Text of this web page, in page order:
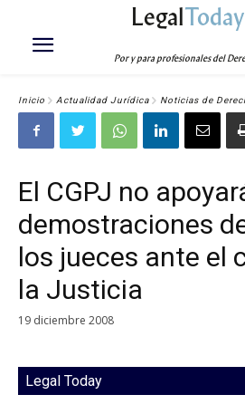
LegalToday
Por y para profesionales del
Inicio Actualidad Jurídica Noticias de
El CGPJ no
demostraciones
los jueces ante el
la Justicia
19 diciembre 2008
Legal Today